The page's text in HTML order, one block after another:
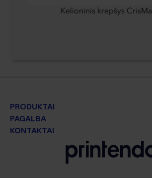
Kelioninis krepšys CrisMa
PRODUKTAI
PAGALBA
KONTAKTAI